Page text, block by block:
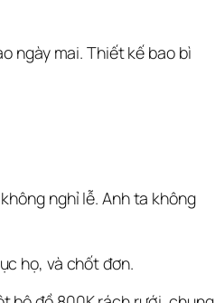
ngày mai. Thiết kế bao bì
nghỉ lễ. Anh ta không
họ, và chốt đơn.